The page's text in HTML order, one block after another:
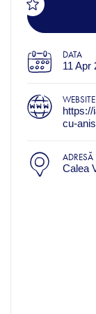
DATA
11 Apr
WEBSITE
cu-
ADRESĂ
Calea